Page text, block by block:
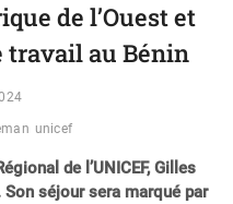
de l’Ouest et
travail au Bénin
unicef
de l’UNICEF, Gilles
séjour sera marqué par